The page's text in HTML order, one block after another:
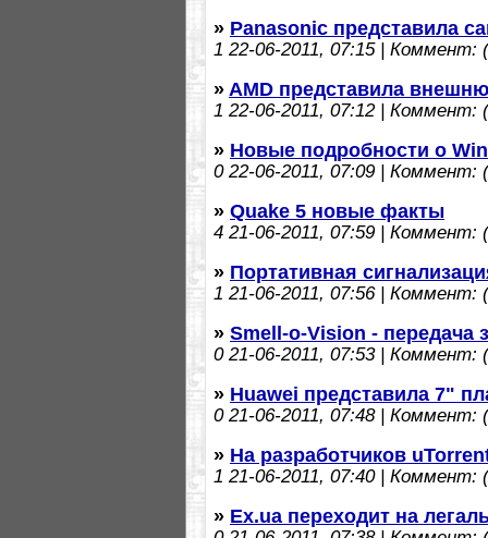
» Panasonic представила
1 22-06-2011, 07:15 | Коммент:
» AMD представила
1 22-06-2011, 07:12 | Коммент:
» Новые подробности о
022-06-2011, 07:09 | Коммент:
» Quake 5 новые факты
4 21-06-2011, 07:59 | Коммент:
» Портативная
1 21-06-2011, 07:56 | Коммент:
» Smell-o-Vision - передача
021-06-2011, 07:53 | Коммент:
» Huawei представила 7"
021-06-2011, 07:48 | Коммент:
» На разработчиков
1 21-06-2011, 07:40 | Коммент:
» Ex.ua переходит на